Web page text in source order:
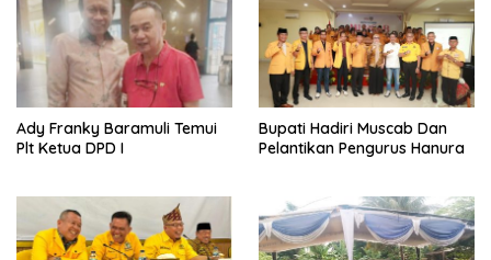
Ady Franky Baramuli Temui
Plt Ketua DPD I
Bupati Hadiri Muscab Dan
Pelantikan Pengurus Hanura